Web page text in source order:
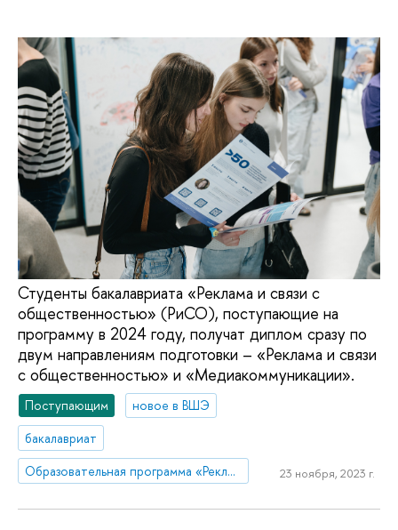
Студенты бакалавриата «Реклама и связи с
общественностью» (РиСО), поступающие на
программу в 2024 году, получат диплом сразу по
двум направлениям подготовки – «Реклама и связи
с общественностью» и «Медиакоммуникации».
Поступающим
новое в ВШЭ
бакалавриат
Образовательная программа «Реклама и связи с общественностью»
23 ноября, 2023 г.